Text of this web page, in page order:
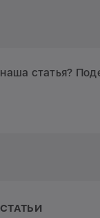
статья?